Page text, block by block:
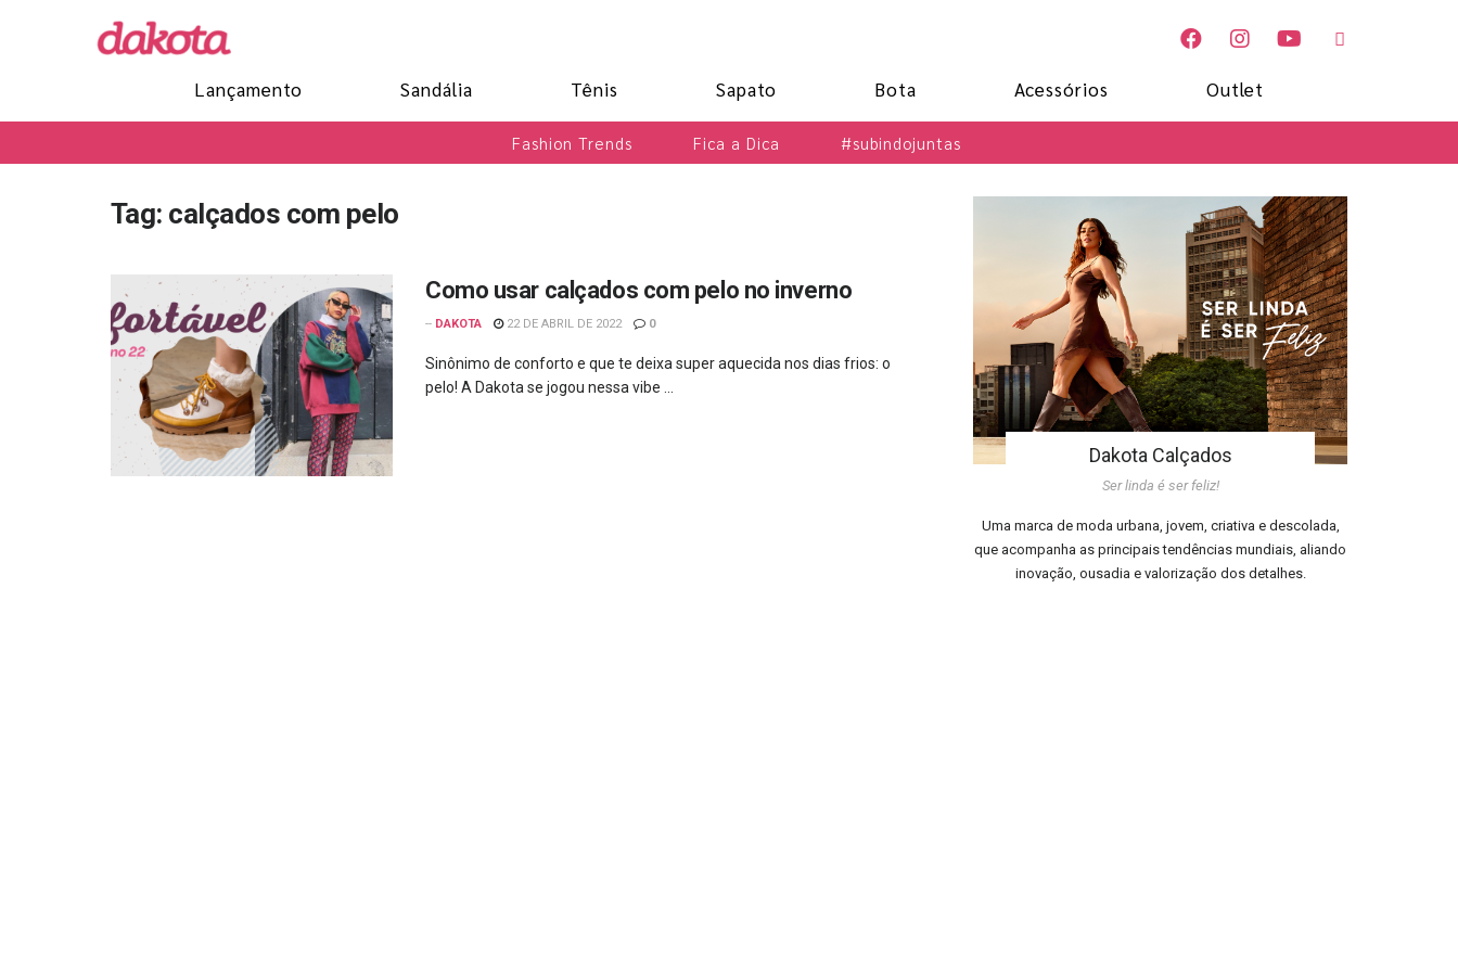
Lançamento Sandália Tênis Sapato Bota Acessórios Outlet
Fashion Trends Fica a Dica #subindojuntas
Tag: calçados com pelo
Como usar calçados com pelo no inverno
-- DAKOTA 22 DE ABRIL DE 2022 0
Sinônimo de conforto e que te deixa super aquecida nos dias frios: o
pelo! A Dakota se jogou nessa vibe ...
Dakota Calçados
Ser linda é ser feliz!
Uma marca de moda urbana, jovem, criativa e descolada,
que acompanha as principais tendências mundiais, aliando
inovação, ousadia e valorização dos detalhes.